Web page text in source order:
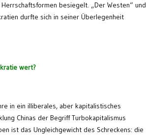
besiegelt. „Der Westen“ und
durfte sich in seiner Überlegenheit
wert?
in ein illiberales, aber kapitalistisches
Chinas der Begriff Turbokapitalismus
ist das Ungleichgewicht des Schreckens: die